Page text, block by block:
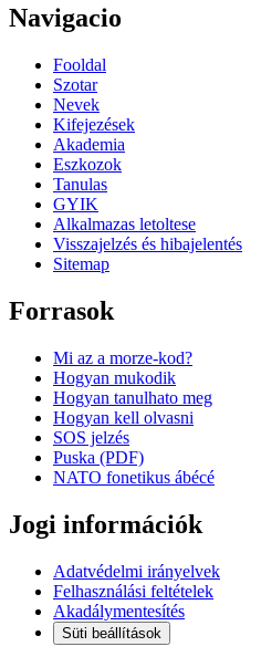
Navigacio
Fooldal
Szotar
Nevek
Kifejezések
Akademia
Eszkozok
Tanulas
GYIK
Alkalmazas letoltese
Visszajelzés és hibajelentés
Sitemap
Forrasok
Mi az a morze-kod?
Hogyan mukodik
Hogyan tanulhato meg
Hogyan kell olvasni
SOS jelzés
Puska (PDF)
NATO fonetikus ábécé
Jogi információk
Adatvédelmi irányelvek
Felhasználási feltételek
Akadálymentesítés
Süti beállítások